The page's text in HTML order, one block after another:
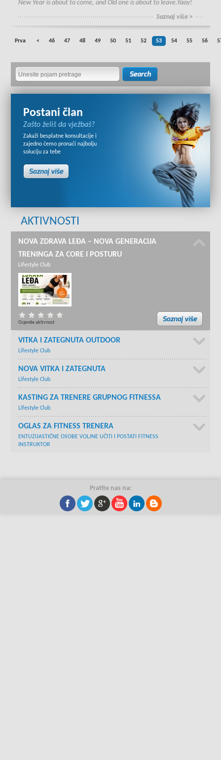
New Year is about to come, and Old one is about to leave.Yaay!
Saznaj više >
Prva < 46 47 48 49 50 51 52 53 54 55 56
Postani član
Zašto želiš da vježbaš?
Zakaži besplatne konsultacije i
zajedno ćemo pronaći najbolju
soluciju za tebe
AKTIVNOSTI
NOVA ZDRAVA LEĐA – NOVA GENERACIJA
TRENINGA ZA CORE I POSTURU
Lifestyle Club
Ocjenite aktivnost
VITKA I ZATEGNUTA OUTDOOR
Lifestyle Club
NOVA VITKA I ZATEGNUTA
Lifestyle Club
KASTING ZA TRENERE GRUPNOG FITNESSA
Lifestyle Club
OGLAS ZA FITNESS TRENERA
ENTUZIJASTIČNE OSOBE VOLJNE UČITI I POSTATI FITNESS
INSTRUKTOR
Pratite nas na: